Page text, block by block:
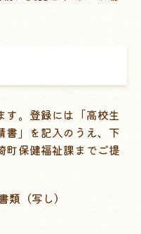
す。登録には「高校生
書」を記入のうえ、下
町保健福祉課までご提
（写し）